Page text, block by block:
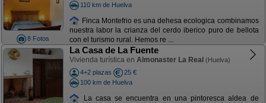
8 Fotos
110 km de Huelva
Finca Montefrio es una dehesa ecologica combinamos
nuestra labor la crianza del cerdo iberico puro de bellota
con el turismo rural. Hemos re ...
La Casa de La Fuente
Vivienda turística en Almonaster La Real (Huelva)
4+2 plazas
25 €
100 km de Huelva
La casa se encuentra en una pintoresca aldea de